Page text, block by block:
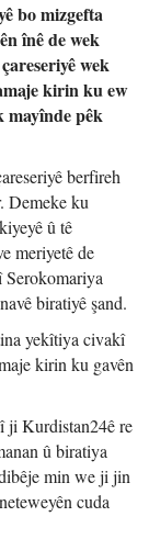
bo mizgefta
înê de wek
wek
kirin ku ew
mayînde pêk
berfireh
Demeke ku
û tê
meriyetê de
biratiyê şand.
yekîtiya civakî
kirin ku gavên
ji Kurdistan24ê re
û biratiya
min we ji jin
cuda